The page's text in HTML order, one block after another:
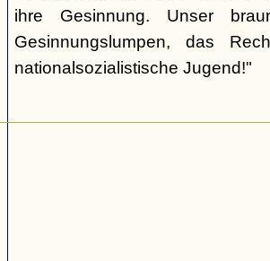
ihre Gesinnung. Unser
Gesinnungslumpen, das
nationalsozialistische Jugend!"